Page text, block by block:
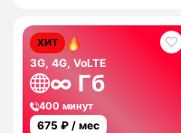
ХИТ
3G, 4G, VoLTE
∞ Гб
400 минут
675 ₽ / мес